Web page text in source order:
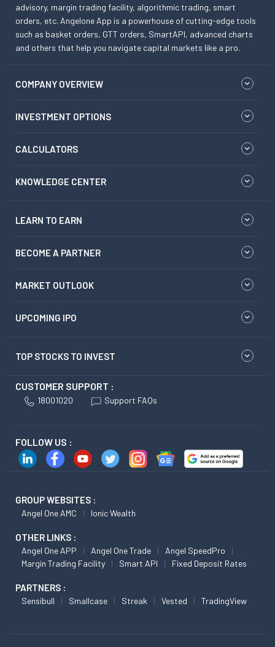
advisory, margin trading facility, algorithmic trading, smart
orders, etc. Angelone App is a powerhouse of cutting-edge tools
such as basket orders, GTT orders, SmartAPI, advanced charts
and others that help you navigate capital markets like a pro.
COMPANY OVERVIEW
INVESTMENT OPTIONS
CALCULATORS
KNOWLEDGE CENTER
LEARN TO EARN
BECOME A PARTNER
MARKET OUTLOOK
UPCOMING IPO
TOP STOCKS TO INVEST
CUSTOMER SUPPORT :
18001020 Support FAQs
FOLLOW US :
GROUP WEBSITES :
Angel One AMC Ionic Wealth
OTHER LINKS :
Angel One APP Angel One Trade
Angel SpeedPro
Margin Trading Facility
Smart API Fixed Deposit Rates
PARTNERS :
Sensibull Smallcase Streak Vested TradingView